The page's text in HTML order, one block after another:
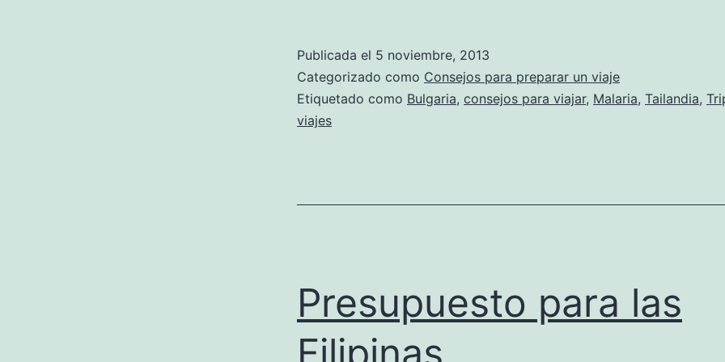
Publicada el 5 noviembre, 2013
Categorizado como Consejos para preparar un viaje
Etiquetado como Bulgaria, consejos para viajar, Malaria, Tailandia,
viajes
Presupuesto para las